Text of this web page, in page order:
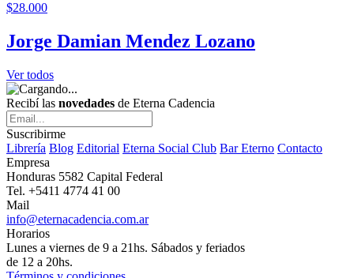
$28.000
Jorge Damian Mendez Lozano
Ver todos
Recibí las novedades de Eterna Cadencia
Suscribirme
Librería Blog Editorial Eterna Social Club Bar Eterno Contacto
Empresa
Honduras 5582 Capital Federal
Tel. +5411 4774 41 00
Mail
info@eternacadencia.com.ar
Horarios
Lunes a viernes de 9 a 21hs. Sábados y feriados
de 12 a 20hs.